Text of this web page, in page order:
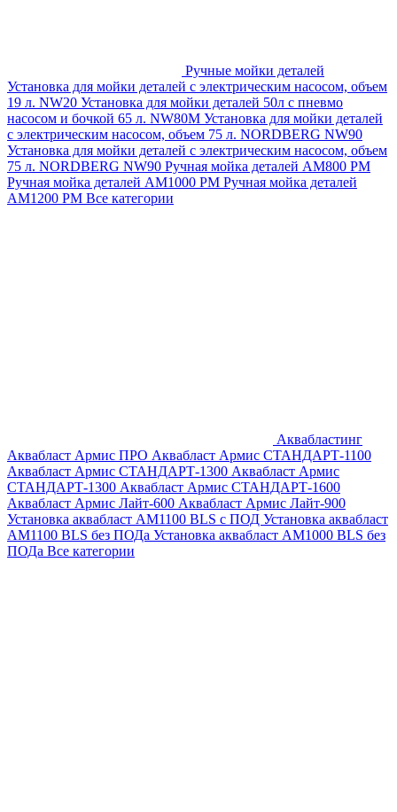
Ручные мойки деталей
Установка для мойки деталей с электрическим насосом, объем
19 л. NW20 Установка для мойки деталей 50л с пневмо
насосом и бочкой 65 л. NW80M Установка для мойки деталей
с электрическим насосом, объем 75 л. NORDBERG NW90
Установка для мойки деталей с электрическим насосом, объем
75 л. NORDBERG NW90 Ручная мойка деталей АМ800 РМ
Ручная мойка деталей АМ1000 РМ Ручная мойка деталей
АМ1200 РМ Все категории
Аквабластинг
Аквабласт Армис ПРО Аквабласт Армис СТАНДАРТ-1100
Аквабласт Армис СТАНДАРТ-1300 Аквабласт Армис
СТАНДАРТ-1300 Аквабласт Армис СТАНДАРТ-1600
Аквабласт Армис Лайт-600 Аквабласт Армис Лайт-900
Установка аквабласт AM1100 BLS с ПОД Установка аквабласт
AM1100 BLS без ПОДа Установка аквабласт AM1000 BLS без
ПОДа Все категории